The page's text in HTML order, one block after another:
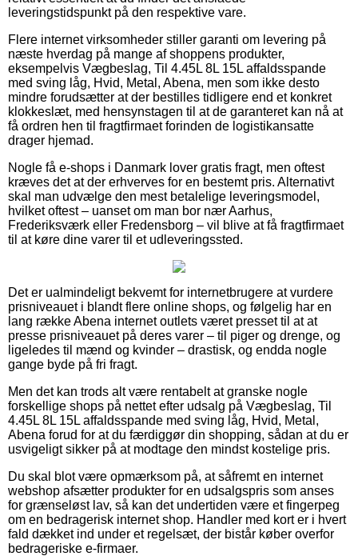
leveringstidspunkt på den respektive vare.
Flere internet virksomheder stiller garanti om levering på
næste hverdag på mange af shoppens produkter,
eksempelvis Vægbeslag, Til 4.45L 8L 15L affaldsspande
med sving låg, Hvid, Metal, Abena, men som ikke desto
mindre forudsætter at der bestilles tidligere end et konkret
klokkeslæt, med hensynstagen til at de garanteret kan nå at
få ordren hen til fragtfirmaet forinden de logistikansatte
drager hjemad.
Nogle få e-shops i Danmark lover gratis fragt, men oftest
kræves det at der erhverves for en bestemt pris. Alternativt
skal man udvælge den mest betalelige leveringsmodel,
hvilket oftest – uanset om man bor nær Aarhus,
Frederiksværk eller Fredensborg – vil blive at få fragtfirmaet
til at køre dine varer til et udleveringssted.
Det er ualmindeligt bekvemt for internetbrugere at vurdere
prisniveauet i blandt flere online shops, og følgelig har en
lang række Abena internet outlets været presset til at at
presse prisniveauet på deres varer – til piger og drenge, og
ligeledes til mænd og kvinder – drastisk, og endda nogle
gange byde på fri fragt.
Men det kan trods alt være rentabelt at granske nogle
forskellige shops på nettet efter udsalg på Vægbeslag, Til
4.45L 8L 15L affaldsspande med sving låg, Hvid, Metal,
Abena forud for at du færdiggør din shopping, sådan at du er
usvigeligt sikker på at modtage den mindst kostelige pris.
Du skal blot være opmærksom på, at såfremt en internet
webshop afsætter produkter for en udsalgspris som anses
for grænseløst lav, så kan det undertiden være et fingerpeg
om en bedragerisk internet shop. Handler med kort er i hvert
fald dækket ind under et regelsæt, der bistår køber overfor
bedrageriske e-firmaer.